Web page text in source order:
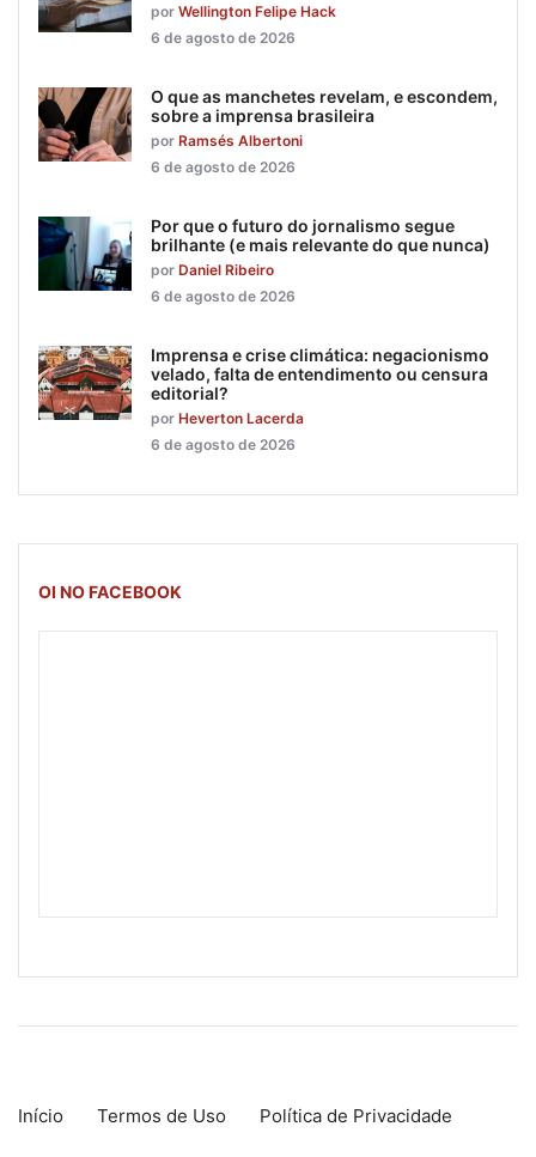
por Wellington Felipe Hack
6 de agosto de 2026
O que as manchetes revelam, e escondem,
sobre a imprensa brasileira
por Ramsés Albertoni
6 de agosto de 2026
Por que o futuro do jornalismo segue
brilhante (e mais relevante do que nunca)
por Daniel Ribeiro
6 de agosto de 2026
Imprensa e crise climática: negacionismo
velado, falta de entendimento ou censura
editorial?
por Heverton Lacerda
6 de agosto de 2026
OI NO FACEBOOK
Início Termos de Uso Política de Privacidade